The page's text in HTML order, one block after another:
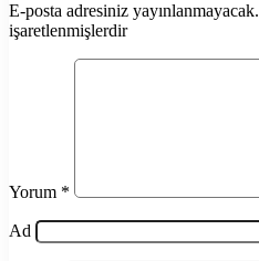
E-posta adresiniz yayınlanmayacak.
işaretlenmişlerdir
Yorum *
Ad